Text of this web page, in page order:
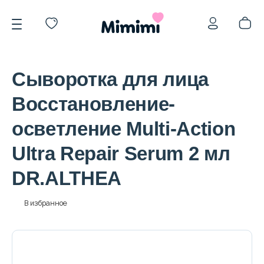
*OVERSTOCK -30%
Уход за лицом
Сыворотка для лица
Восстановление-
осветление Multi-Action
Ultra Repair Serum 2 мл
DR.ALTHEA
В избранное